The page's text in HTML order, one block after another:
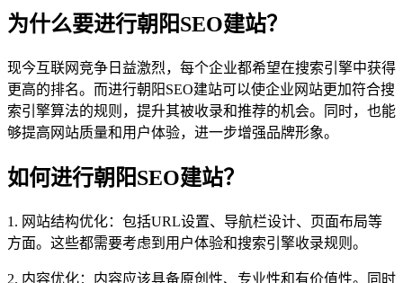
为什么要进行朝阳SEO建站？
现今互联网竞争日益激烈，每个企业都希望在搜索引擎中获得
更高的排名。而进行朝阳SEO建站可以使企业网站更加符合搜
索引擎算法的规则，提升其被收录和推荐的机会。同时，也能
够提高网站质量和用户体验，进一步增强品牌形象。
如何进行朝阳SEO建站？
1. 网站结构优化：包括URL设置、导航栏设计、页面布局等
方面。这些都需要考虑到用户体验和搜索引擎收录规则。
2. 内容优化：内容应该具备原创性、专业性和有价值性。同时